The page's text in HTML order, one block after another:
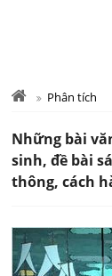
Phân tích
Những bài
sinh, đề bài
thông, cách